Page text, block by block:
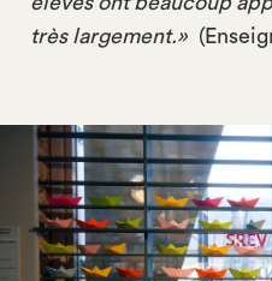
très largement.»